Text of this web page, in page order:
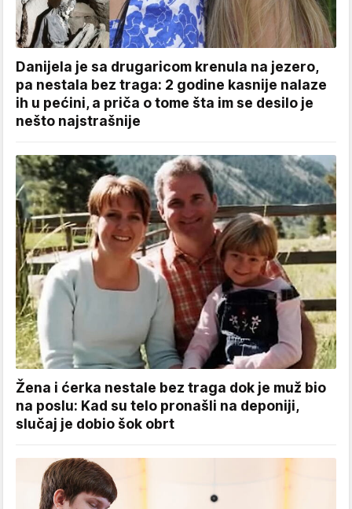
Danijela je sa drugaricom krenula na jezero,
pa nestala bez traga: 2 godine kasnije nalaze
ih u pećini, a priča o tome šta im se desilo je
nešto najstrašnije
Žena i ćerka nestale bez traga dok je muž bio
na poslu: Kad su telo pronašli na deponiji,
slučaj je dobio šok obrt